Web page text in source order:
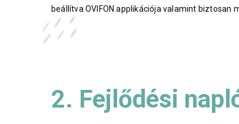
beállítva OVIFON applikációja valamint
2. Fejlődési